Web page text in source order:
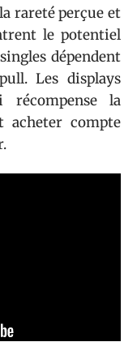
rareté perçue et
le potentiel
dépendent
Les displays
récompense la
acheter compte